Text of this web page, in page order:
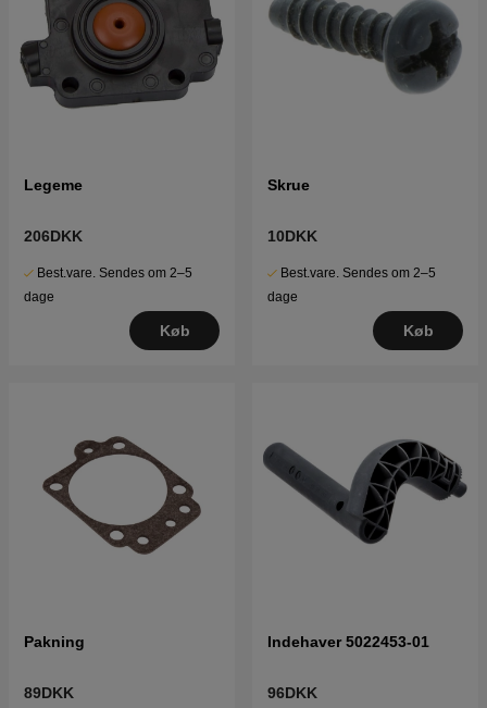
Legeme
206DKK
Best.vare. Sendes om 2–5
dage
Køb
Skrue
10DKK
Best.vare. Sendes om 2–5
dage
Køb
Pakning
89DKK
Indehaver 5022453-01
96DKK